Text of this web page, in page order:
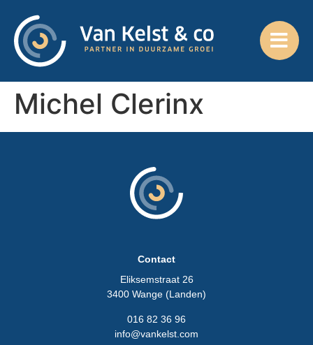
Michel Clerinx
Contact
Eliksemstraat 26
3400 Wange (Landen)
016 82 36 96
info@vankelst.com